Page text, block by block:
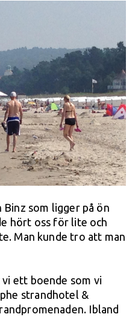
som ligger på ön
hört oss för lite och
Man kunde tro att man
ett boende som vi
strandhotel &
Ibland